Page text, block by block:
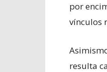
por
vínculos
resulta